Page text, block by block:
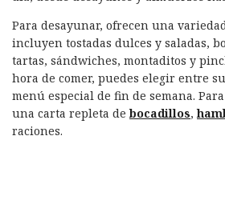
b
o
o
k
r e
d
I
n
A
p
p
a
rt
ir
Para desayunar, ofrecen una
incluyen tostadas dulces y saladas,
tartas, sándwiches, montaditos y
hora de comer, puedes elegir entre
menú especial de fin de semana.
una carta repleta debocadillos,
raciones.